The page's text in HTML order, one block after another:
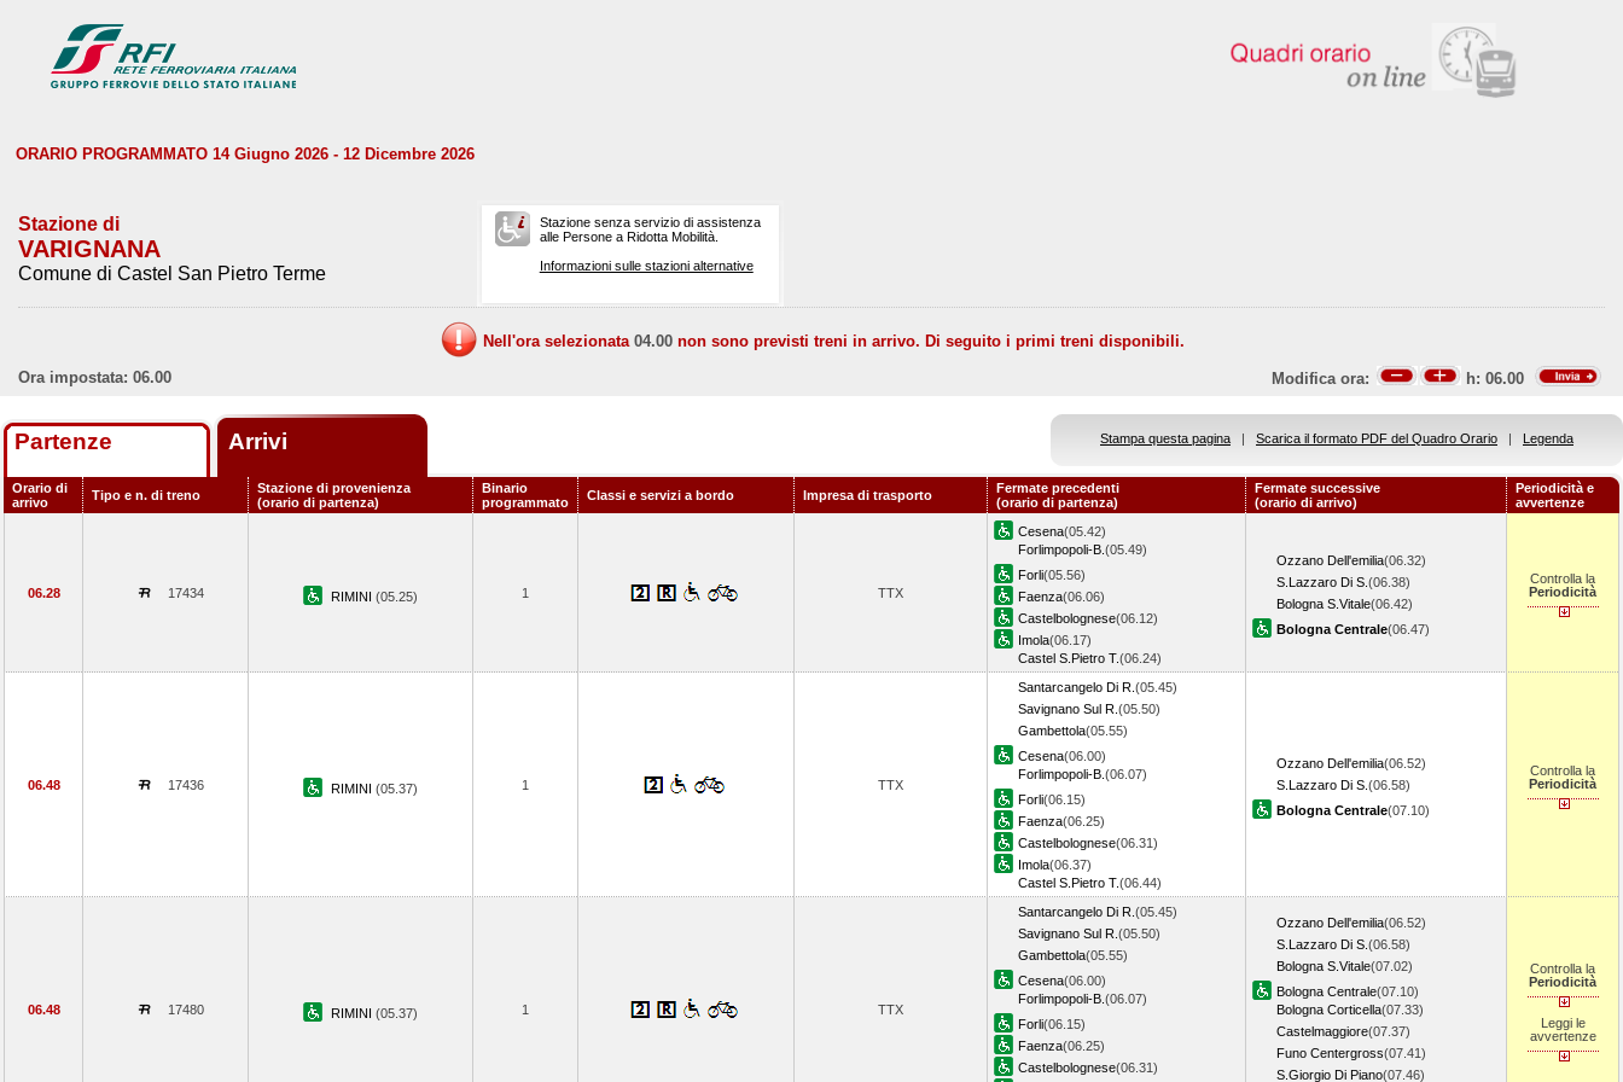
ORARIO PROGRAMMATO 14 Giugno 2026 - 12 Dicembre 2026
Stazione di
VARIGNANA
Comune di Castel San Pietro Terme
Stazione senza servizio di assistenza
alle Persone a Ridotta Mobilità.
Informazioni sulle stazioni alternative
Nell'ora selezionata 04.00 non sono previsti treni in arrivo. Di seguito i primi treni disponibili.
Ora impostata: 06.00
Modifica ora: h: 06.00
Partenze Arrivi Stampa questa pagina | Scarica il formato PDF del Quadro Orario | Legenda
Orario di
arrivo
Tipo e n. di treno
Stazione di provenienza
(orario di partenza)
Binario
programmato
Classi e servizi a bordo Impresa di trasporto
Fermate precedenti
(orario di partenza)
Fermate successive
(orario di arrivo)
Periodicità e
avvertenze
06.28 17434 RIMINI (05.25) 1 TTX
Cesena(05.42)
Forlimpopoli-B. (05.49)
Forli(05.56)
Faenza(06.06)
Castelbolognese(06.12)
Imola(06.17)
Castel S.Pietro T.(06.24)
Ozzano Dell'emilia(06.32)
S.Lazzaro Di S. (06.38)
Bologna S.Vitale(06.42)
Bologna Centrale(06.47)
Controlla la
Periodicità
06.48 17436 RIMINI (05.37) 1 TTX
Santarcangelo Di R. (05.45)
Savignano Sul R. (05.50)
Gambettola(05.55)
Cesena(06.00)
Forlimpopoli-B. (06.07)
Forli(06.15)
Faenza(06.25)
Castelbolognese(06.31)
Imola(06.37)
Castel S.Pietro T.(06.44)
Ozzano Dell'emilia(06.52)
S.Lazzaro Di S. (06.58)
Bologna Centrale(07.10)
Controlla la
Periodicità
06.48 17480 RIMINI (05.37) 1 TTX
Santarcangelo Di R. (05.45)
Savignano Sul R. (05.50)
Gambettola(05.55)
Cesena(06.00)
Forlimpopoli-B. (06.07)
Forli(06.15)
Faenza(06.25)
Castelbolognese(06.31)
Ozzano Dell'emilia(06.52)
S.Lazzaro Di S. (06.58)
Bologna S.Vitale(07.02)
Bologna Centrale(07.10)
Bologna Corticella(07.33)
Castelmaggiore(07.37)
Funo Centergross(07.41)
S.Giorgio Di Piano(07.46)
Controlla la
Periodicità
Leggi le
avvertenze